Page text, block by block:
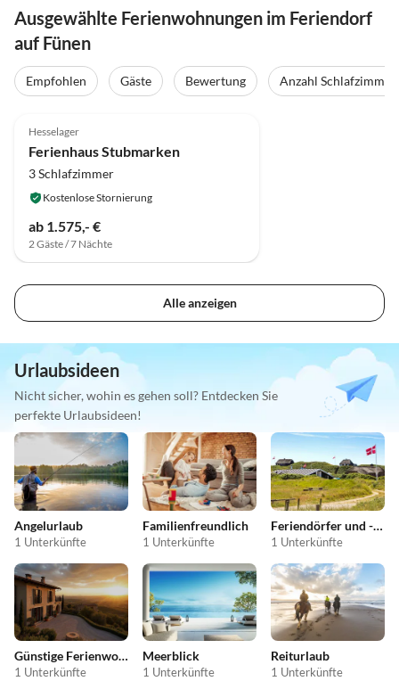
Ausgewählte Ferienwohnungen im Feriendorf
auf Fünen
Empfohlen Gäste Bewertung
Anzahl Schlafzimmer
Hesselager
Ferienhaus Stubmarken
3 Schlafzimmer
Kostenlose Stornierung
ab 1.575,- €
2 Gäste / 7 Nächte
Alle anzeigen
Urlaubsideen
Nicht sicher, wohin es gehen soll? Entdecken Sie
perfekte Urlaubsideen!
Angelurlaub
1 Unterkünfte
Familienfreundlich
1 Unterkünfte
Feriendörfer und -anlagen
1 Unterkünfte
Günstige Ferienwohnungen
1 Unterkünfte
Meerblick
1 Unterkünfte
Reiturlaub
1 Unterkünfte